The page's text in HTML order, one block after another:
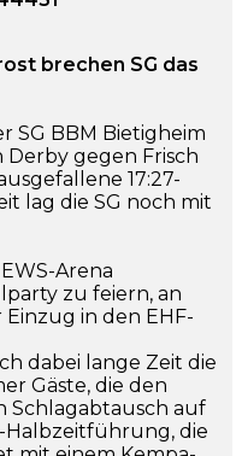
brechen SG das
SG BBM Bietigheim
gegen Frisch
17:27-
lag die SG noch mit
Arena
zu feiern, an
in den EHF-
dabei lange Zeit die
Gäste, die den
Schlagabtausch auf
Halbzeitführung, die